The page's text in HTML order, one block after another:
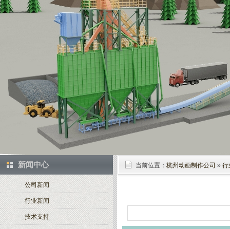
新闻中心
公司新闻
行业新闻
技术支持
当前位置： 杭州动画制作公司 » 行